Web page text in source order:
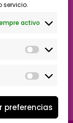
servicio.
activo
preferencias